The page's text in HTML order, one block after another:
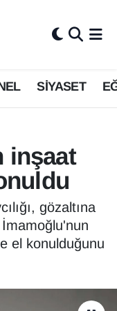
SİYASET
inşaat
gözaltına
el konulduğunu